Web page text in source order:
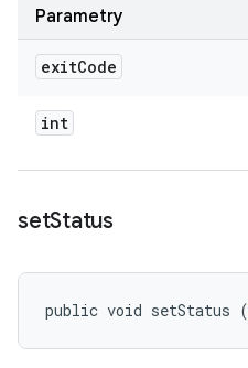
Parametry
exitCode
int
setStatus
public void setStatus (